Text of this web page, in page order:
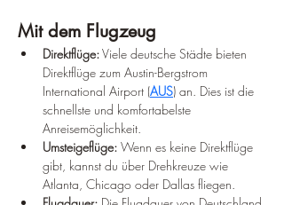
Mit dem Flugzeug
Direktflüge: Viele deutsche Städte bieten
Direktflüge zum Austin-Bergstrom
International Airport (AUS) an. Dies ist die
schnellste und komfortabelste
Anreisemöglichkeit.
Umsteigeflüge: Wenn es keine Direktflüge
gibt, kannst du über Drehkreuze wie
Atlanta, Chicago oder Dallas fliegen.